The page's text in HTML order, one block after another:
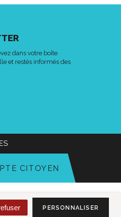
PERSONNALISER
dans votre boîte
et restés informés des
CITOYEN